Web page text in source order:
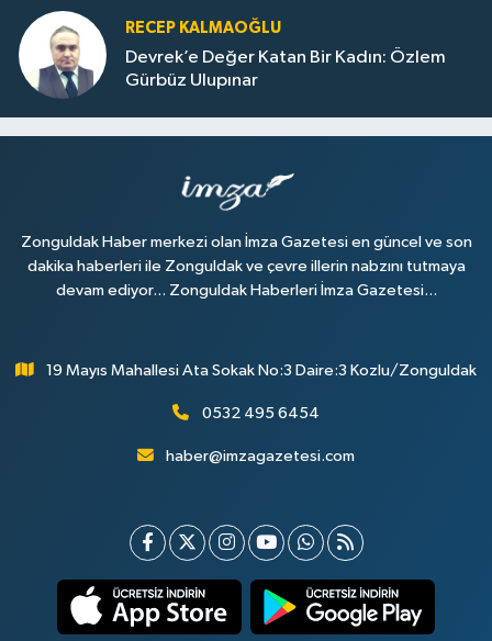
RECEP KALMAOĞLU
Devrek’e Değer Katan Bir Kadın: Özlem
Gürbüz Ulupınar
Zonguldak Haber merkezi olan İmza Gazetesi en güncel ve son
dakika haberleri ile Zonguldak ve çevre illerin nabzını tutmaya
devam ediyor... Zonguldak Haberleri İmza Gazetesi...
19 Mayıs Mahallesi Ata Sokak No:3 Daire:3 Kozlu/Zonguldak
0532 495 6454
haber@imzagazetesi.com